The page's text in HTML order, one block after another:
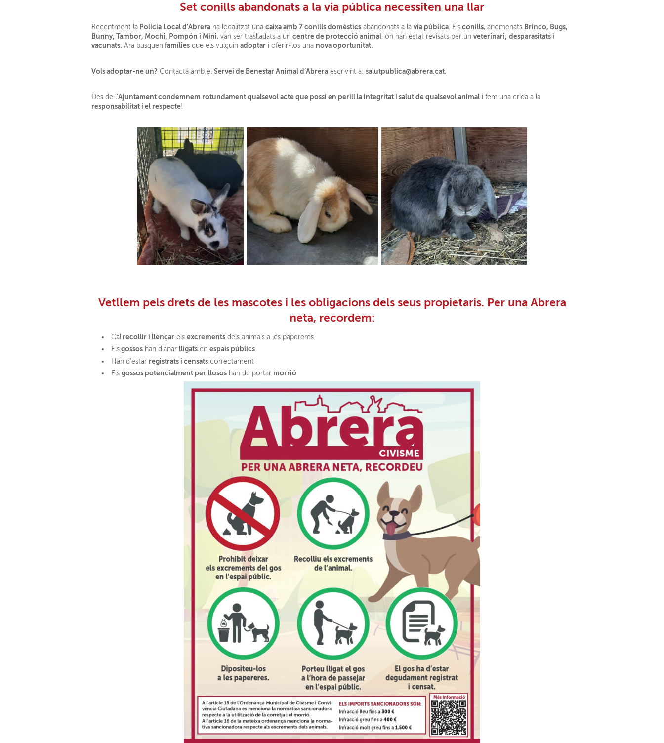
Set conills abandonats a la via pública necessiten una llar
Recentment laPolicia Local d’Abreraha localitzat una caixa amb 7 conills domèsticsabandonats a la via pública. Elsconills, anomenats Brinco, Bugs,
Bunny, Tambor, Mochi, Pompón i Mini, van ser traslladats a un centre de protecció animal, on han estat revisats per un veterinari, desparasitats i
vacunats. Ara busquenfamíliesque els vulguin adoptari oferir-los una nova oportunitat.
Vols adoptar-ne un? Contacta amb el Servei de Benestar Animal d’Abreraescrivint a: salutpublica@abrera.cat.
Des de l’Ajuntament condemnem rotundament qualsevol acte que possi en perill la integritat i salut de qualsevol animali fem una crida a la
responsabilitat i el respecte!
Vetllem pels drets de les mascotes i les obligacions dels seus propietaris. Per una Abrera
neta, recordem:
Cal recollir i llençar elsexcrements dels animals a les papereres
Els gossos han d’anar lligats enespais públics
Han d’estar registrats i censats correctament
Elsgossos potencialment perillosos han de portar morrió